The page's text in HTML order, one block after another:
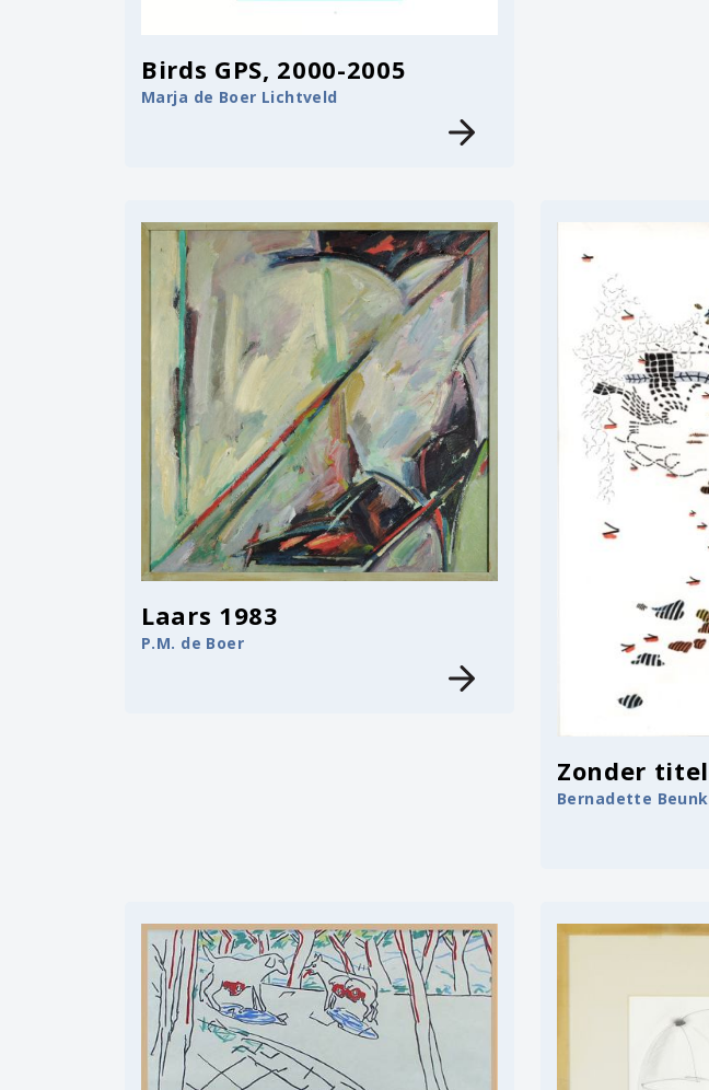
Birds GPS, 2000-2005
Marja de Boer Lichtveld
Laars 1983
P.M. de Boer
Zonder titel
Bernadette Beunk